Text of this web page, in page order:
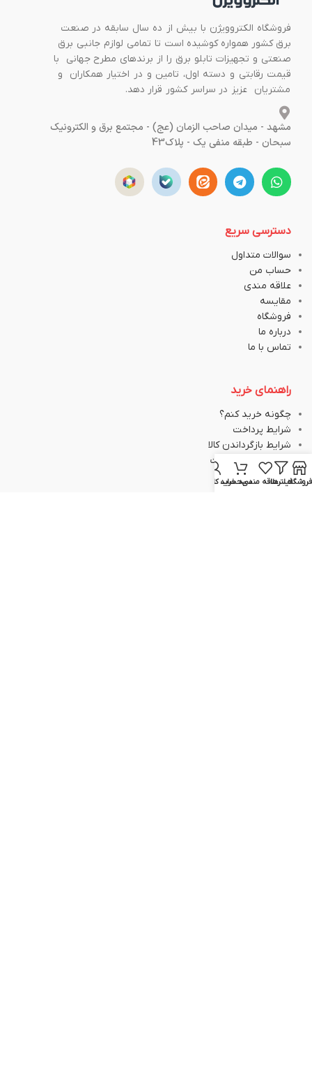
فروشگاه الکتروویژن با بیش از ده سال سابقه در صنعت
برق کشور همواره کوشیده است تا تمامی لوازم جانبی برق
صنعتی و تجهیزات تابلو برق را از برندهای مطرح جهانی با
قیمت رقابتی و دسته اول، تامین و در اختیار همکاران و
مشتریان عزیز در سراسر کشور قرار دهد.
مشهد - میدان صاحب الزمان (عج) - مجتمع برق و الکترونیک
سبحان - طبقه منفی یک - پلاک43
دسترسی سریع
سوالات متداول
حساب من
علاقه مندی
مقایسه
فروشگاه
درباره ما
تماس با ما
راهنمای خرید
چگونه خرید کنم؟
شرایط پرداخت
شرایط بازگرداندن کالا
اطلاعات حساب/کارت
سبد خریدفروشگاهفیلترهاعلاقه مندیسبد خرید
حساب کاربری من